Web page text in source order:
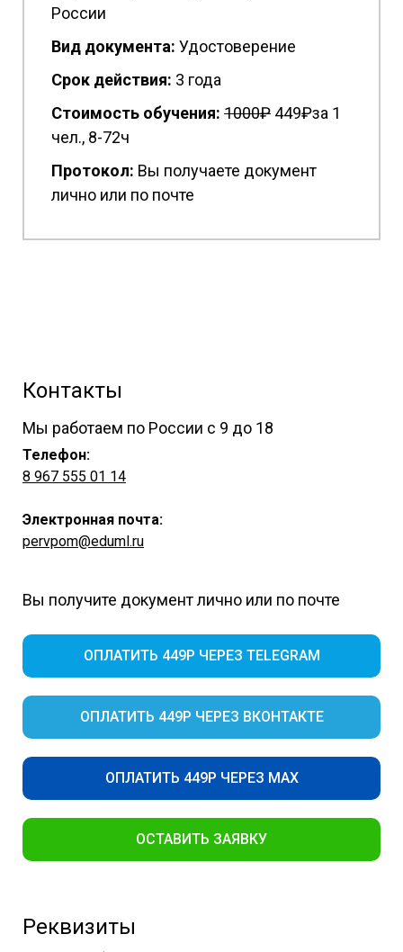
России
Вид документа: Удостоверение
Срок действия: 3 года
Стоимость обучения: 1000₽ 449₽за 1
чел., 8-72ч
Протокол: Вы получаете документ
лично или по почте
Контакты
Мы работаем по России с 9 до 18
Телефон:
8 967 555 01 14
Электронная почта:
pervpom@eduml.ru
Вы получите документ лично или по почте
ОПЛАТИТЬ 449Р ЧЕРЕЗ TELEGRAM
ОПЛАТИТЬ 449Р ЧЕРЕЗ ВКОНТАКТЕ
ОПЛАТИТЬ 449Р ЧЕРЕЗ MAX
ОСТАВИТЬ ЗАЯВКУ
Реквизиты